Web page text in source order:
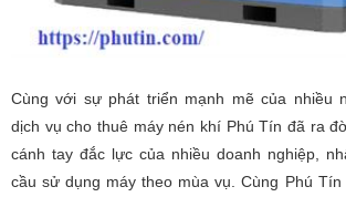
Cùng với sự phát triển mạnh mẽ của nhiều
dịch vụ cho thuê máy nén khí Phú Tín đã ra
cánh tay đắc lực của nhiều doanh nghiệp,
cầu sử dụng máy theo mùa vụ. Cùng Phú